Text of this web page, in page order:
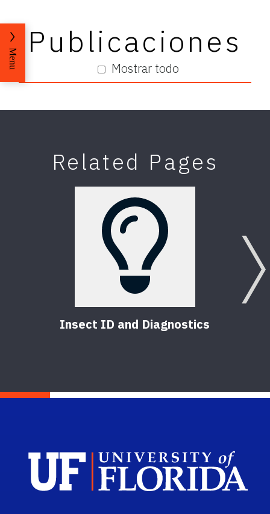
Mostrar todo
Publicaciones
Related Pages
Insect ID and Diagnostics
Menu